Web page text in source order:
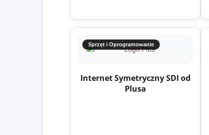
Sprzęt i Oprogramowanie
Internet Symetryczny SDI od
Plusa